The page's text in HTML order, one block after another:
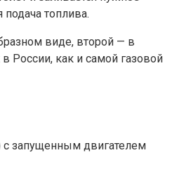
топлива.
виде, второй — в
России, как и самой газовой
с запущенным двигателем